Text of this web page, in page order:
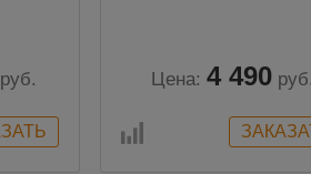
руб. Цена: 4 490 руб.